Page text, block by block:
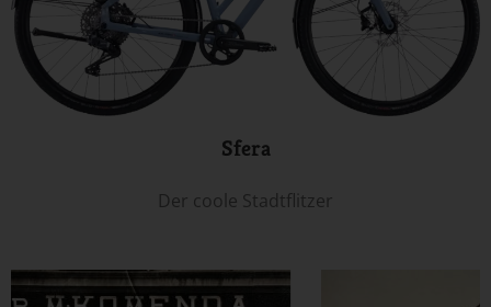
Sfera
Der coole Stadtflitzer